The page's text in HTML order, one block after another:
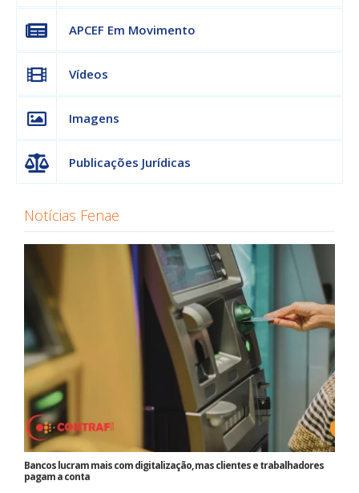
APCEF Em Movimento
Vídeos
Imagens
Publicações Jurídicas
Notícias Fenae
Bancos lucram mais com digitalização, mas clientes e trabalhadores
pagam a conta